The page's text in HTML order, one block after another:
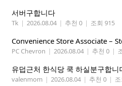
서버구합니다
Tk | 2026.08.04 | 추천 0 | 조회 915
PC Chevron | 2026.08.04 | 추천 0 |
유덥근처 한식당 쿡 하실분구합니
valenmom | 2026.08.04 | 추천 0 |